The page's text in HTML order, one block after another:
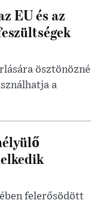
EU és az
ösztönözné
a
felerősödött